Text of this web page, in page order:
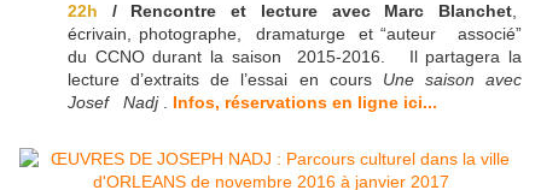
22h
/ Rencontre et lecture avec Marc Blanchet
écrivain, photographe, dramaturge et “auteur associé”
du CCNO durant la saison 2015-2016. Il partagera la
lecture d’extraits de l’essai en cours Une saison avec
Josef Nadj. Infos, réservations en ligne ici...